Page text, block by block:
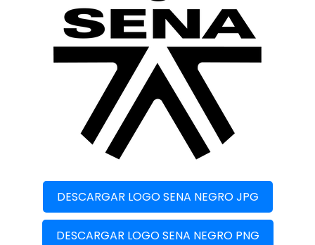
DESCARGAR LOGO SENA NEGRO JPG
DESCARGAR LOGO SENA NEGRO PNG